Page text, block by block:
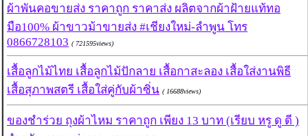
ผ้าพันคอขายส่ง ราคาถูก ราคาส่ง ผลิตจากผ้าฝ้ายแท้ทอ
มือ100% ผ้าขาวม้าขายส่ง #เชียงใหม่-ลำพูน โทร
0866728103 ( 721595views)
เสื้อลูกไม้ไทย เสื้อลูกไม้ปักลาย เสื้อกาสะลอง เสื้อใส่งานพิธี
เสื้อสุภาพสตรี เสื้อใส่คู่กับผ้าซิ่น ( 16688views)
ของชำร่วย ถุงผ้าไหม ราคาถูก เพียง 13 บาท (เรียบ หรู ดู ดี )